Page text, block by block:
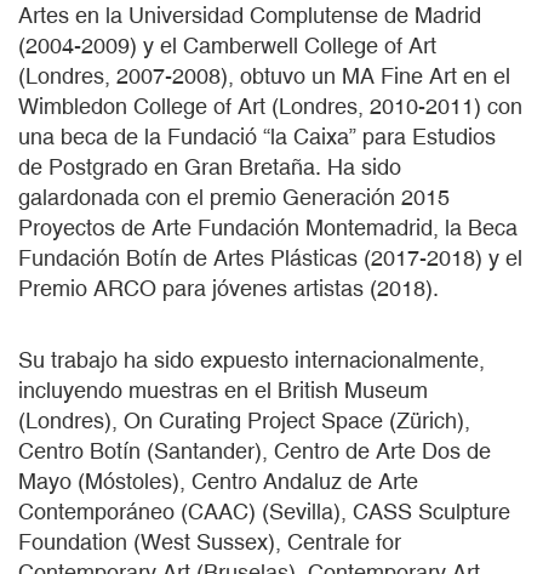
Artes en la Universidad Complutense de Madrid
(2004-2009) y el Camberwell College of Art
(Londres, 2007-2008), obtuvo un MA Fine Art en el
Wimbledon College of Art (Londres, 2010-2011) con
una beca de la Fundació “la Caixa” para Estudios
de Postgrado en Gran Bretaña. Ha sido
galardonada con el premio Generación 2015
Proyectos de Arte Fundación Montemadrid, la Beca
Fundación Botín de Artes Plásticas (2017-2018) y el
Premio ARCO para jóvenes artistas (2018).
Su trabajo ha sido expuesto internacionalmente,
incluyendo muestras en el British Museum
(Londres), On Curating Project Space (Zürich),
Centro Botín (Santander), Centro de Arte Dos de
Mayo (Móstoles), Centro Andaluz de Arte
Contemporáneo (CAAC) (Sevilla), CASS Sculpture
Foundation (West Sussex), Centrale for